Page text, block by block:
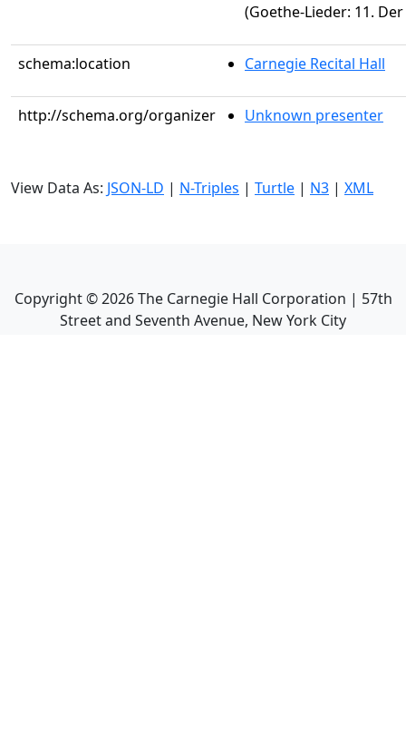
(Goethe-Lieder: 11.
schema:location Carnegie Recital Hall
http://schema.org/organizer Unknown presenter
View Data As: JSON-LD | N-Triples | Turtle | N3 | XML
Copyright ©2026The Carnegie Hall Corporation | 57th
Street and Seventh Avenue, New York City